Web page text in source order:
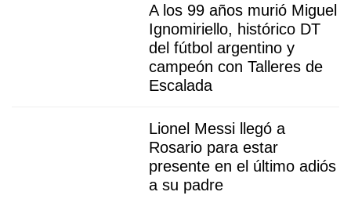
A los 99 años murió Miguel
Ignomiriello, histórico DT
del fútbol argentino y
campeón con Talleres de
Escalada
Lionel Messi llegó a
Rosario para estar
presente en el último adiós
a su padre